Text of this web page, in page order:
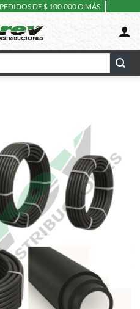
DE $ 100.000 O MÁS